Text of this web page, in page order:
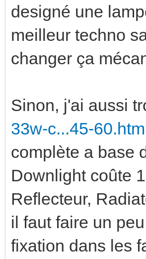
designé une
meilleur techno
changer ça
Sinon, j'ai aussi
33w-c...45-
complète a base
Downlight coûte
Reflecteur,
il faut faire un
fixation dans les